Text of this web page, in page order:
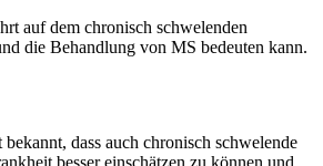
auf dem chronisch schwelenden
die Behandlung von MS bedeuten kann.
dass auch chronisch schwelende
besser einschätzen zu können und